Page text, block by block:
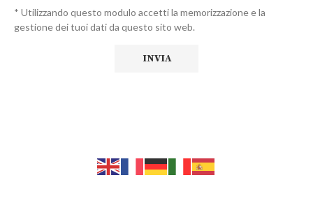
* Utilizzando questo modulo accetti la memorizzazione e la
gestione dei tuoi dati da questo sito web.